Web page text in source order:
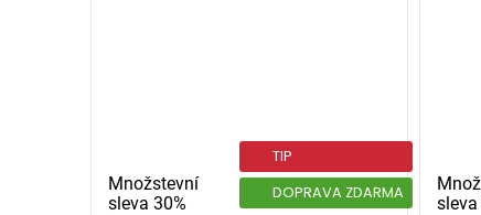
Množstevní
sleva 30%
TIP
DOPRAVA ZDARMA
sleva